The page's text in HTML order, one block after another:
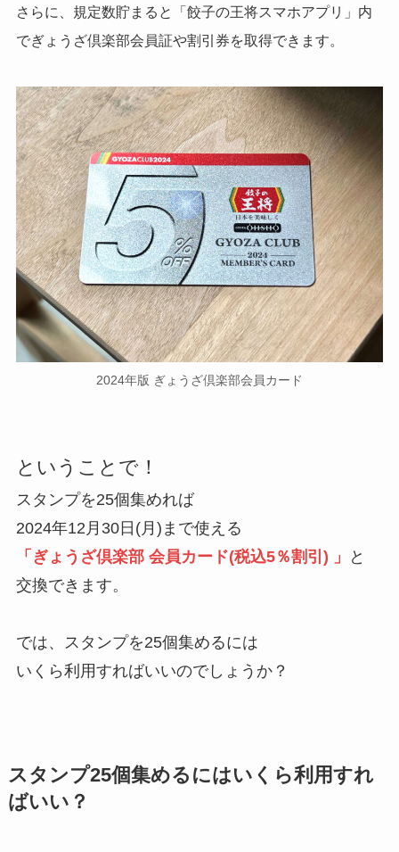
さらに、規定数貯まると「餃子の王将スマホアプリ」内
でぎょうざ倶楽部会員証や割引券を取得できます。
2024年版 ぎょうざ倶楽部会員カード
ということで！
スタンプを25個集めれば
2024年12月30日(月)まで使える
「ぎょうざ倶楽部 会員カード(税込5％割引) 」
と
交換できます。
では、スタンプを25個集めるには
いくら利用すればいいのでしょうか？
スタンプ25個集めるにはいくら利用すれ
ばいい？